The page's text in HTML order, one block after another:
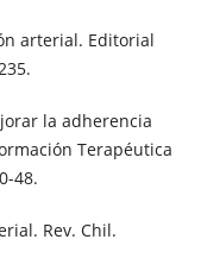
arterial. Editorial
la adherencia
Terapéutica
48.
Rev. Chil.